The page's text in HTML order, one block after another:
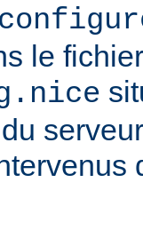
le fichier